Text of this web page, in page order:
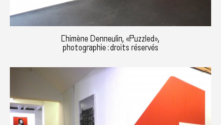
Chimène Denneulin, «Puzzled»,
photographie : droits réservés